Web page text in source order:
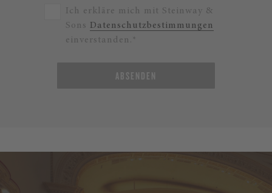
Ich erkläre mich mit Steinway &
Sons Datenschutzbestimmungen
einverstanden.*
ABSENDEN